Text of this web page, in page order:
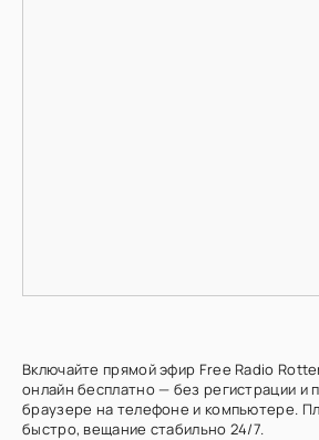
Включайте прямой эфир Free Radio
онлайн бесплатно — без регистрации и
браузере на телефоне и компьютере.
быстро, вещание стабильно 24/7.